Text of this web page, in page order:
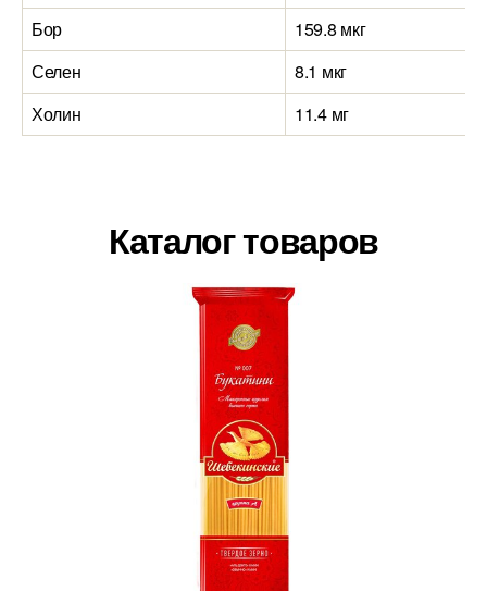
Бор
159.8 мкг
Селен
8.1 мкг
Холин
11.4 мг
Каталог товаров